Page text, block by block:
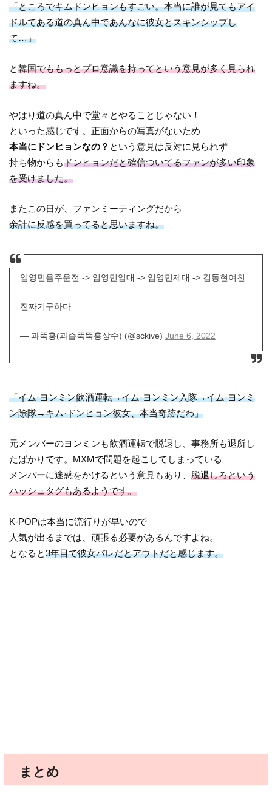
「ところでキムドンヒョンもすごい。本当に誰が見てもアイ
ドルである道の真ん中であんなに彼女とスキンシップし
て…」
と韓国でももっとプロ意識を持ってという意見が多く見られ
ますね。
やはり道の真ん中で堂々とやることじゃない！
といった感じです。正面からの写真がないため
本当にドンヒョンなの？ という意見は反対に見られず
持ち物からもドンヒョンだと確信ついてるファンが多い印象
を受けました。
またこの日が、ファンミーティングだから
余計に反感を買ってると思いますね。
임영민음주운전 -> 임영민입대 -> 임영민제대 -> 김동현여친
진짜기구하다
— 과뚝홍(과즙뚝뚝홍상수) (@sckive) June 6, 2022
「イム·ヨンミン飲酒運転→イム·ヨンミン入隊→イム·ヨンミ
ン除隊→キム·ドンヒョン彼女、本当奇跡だわ」
元メンバーのヨンミンも飲酒運転で脱退し、事務所も退所し
たばかりです。MXMで問題を起こしてしまっている
メンバーに迷惑をかけるという意見もあり、脱退しろという
ハッシュタグもあるようです。
K-POPは本当に流行りが早いので
人気が出るまでは、頑張る必要があるんですよね。
となると3年目で彼女バレだとアウトだと感じます。
まとめ